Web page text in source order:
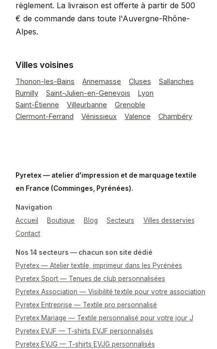
règlement. La livraison est offerte à partir de 500
€ de commande dans toute l'Auvergne-Rhône-
Alpes.
Villes voisines
Thonon-les-Bains Annemasse Cluses
Sallanches
Rumilly
Saint-Julien-en-Genevois
Lyon
Saint-Étienne
Villeurbanne
Grenoble
Clermont-Ferrand
Vénissieux Valence Chambéry
Pyretex — atelier d'impression et de marquage textile
en France (Comminges, Pyrénées).
Navigation
Accueil
Boutique Blog Secteurs
Villes desservies
Contact
Nos 14 secteurs — chacun son site dédié
Pyretex — Atelier textile, imprimeur dans les Pyrénées
Pyretex Sport — Tenues de club personnalisées
Pyretex Association — Visibilité textile pour votre association
Pyretex Entreprise — Textile pro personnalisé
Pyretex Mariage — Textile personnalisé pour votre jour J
Pyretex EVJF — T-shirts EVJF personnalisés
Pyretex EVJG — T-shirts EVJG personnalisés